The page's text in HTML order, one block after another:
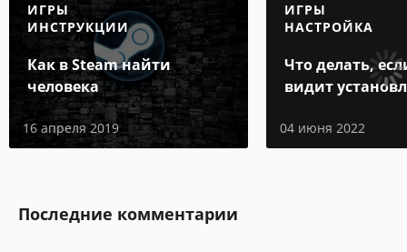
ИГРЫ
ИНСТРУКЦИИ
Как в Steam найти
человека
16 апреля 2019
ИГРЫ
НАСТРОЙКА
Что делать,
видит
04 июня 2022
Последние комментарии